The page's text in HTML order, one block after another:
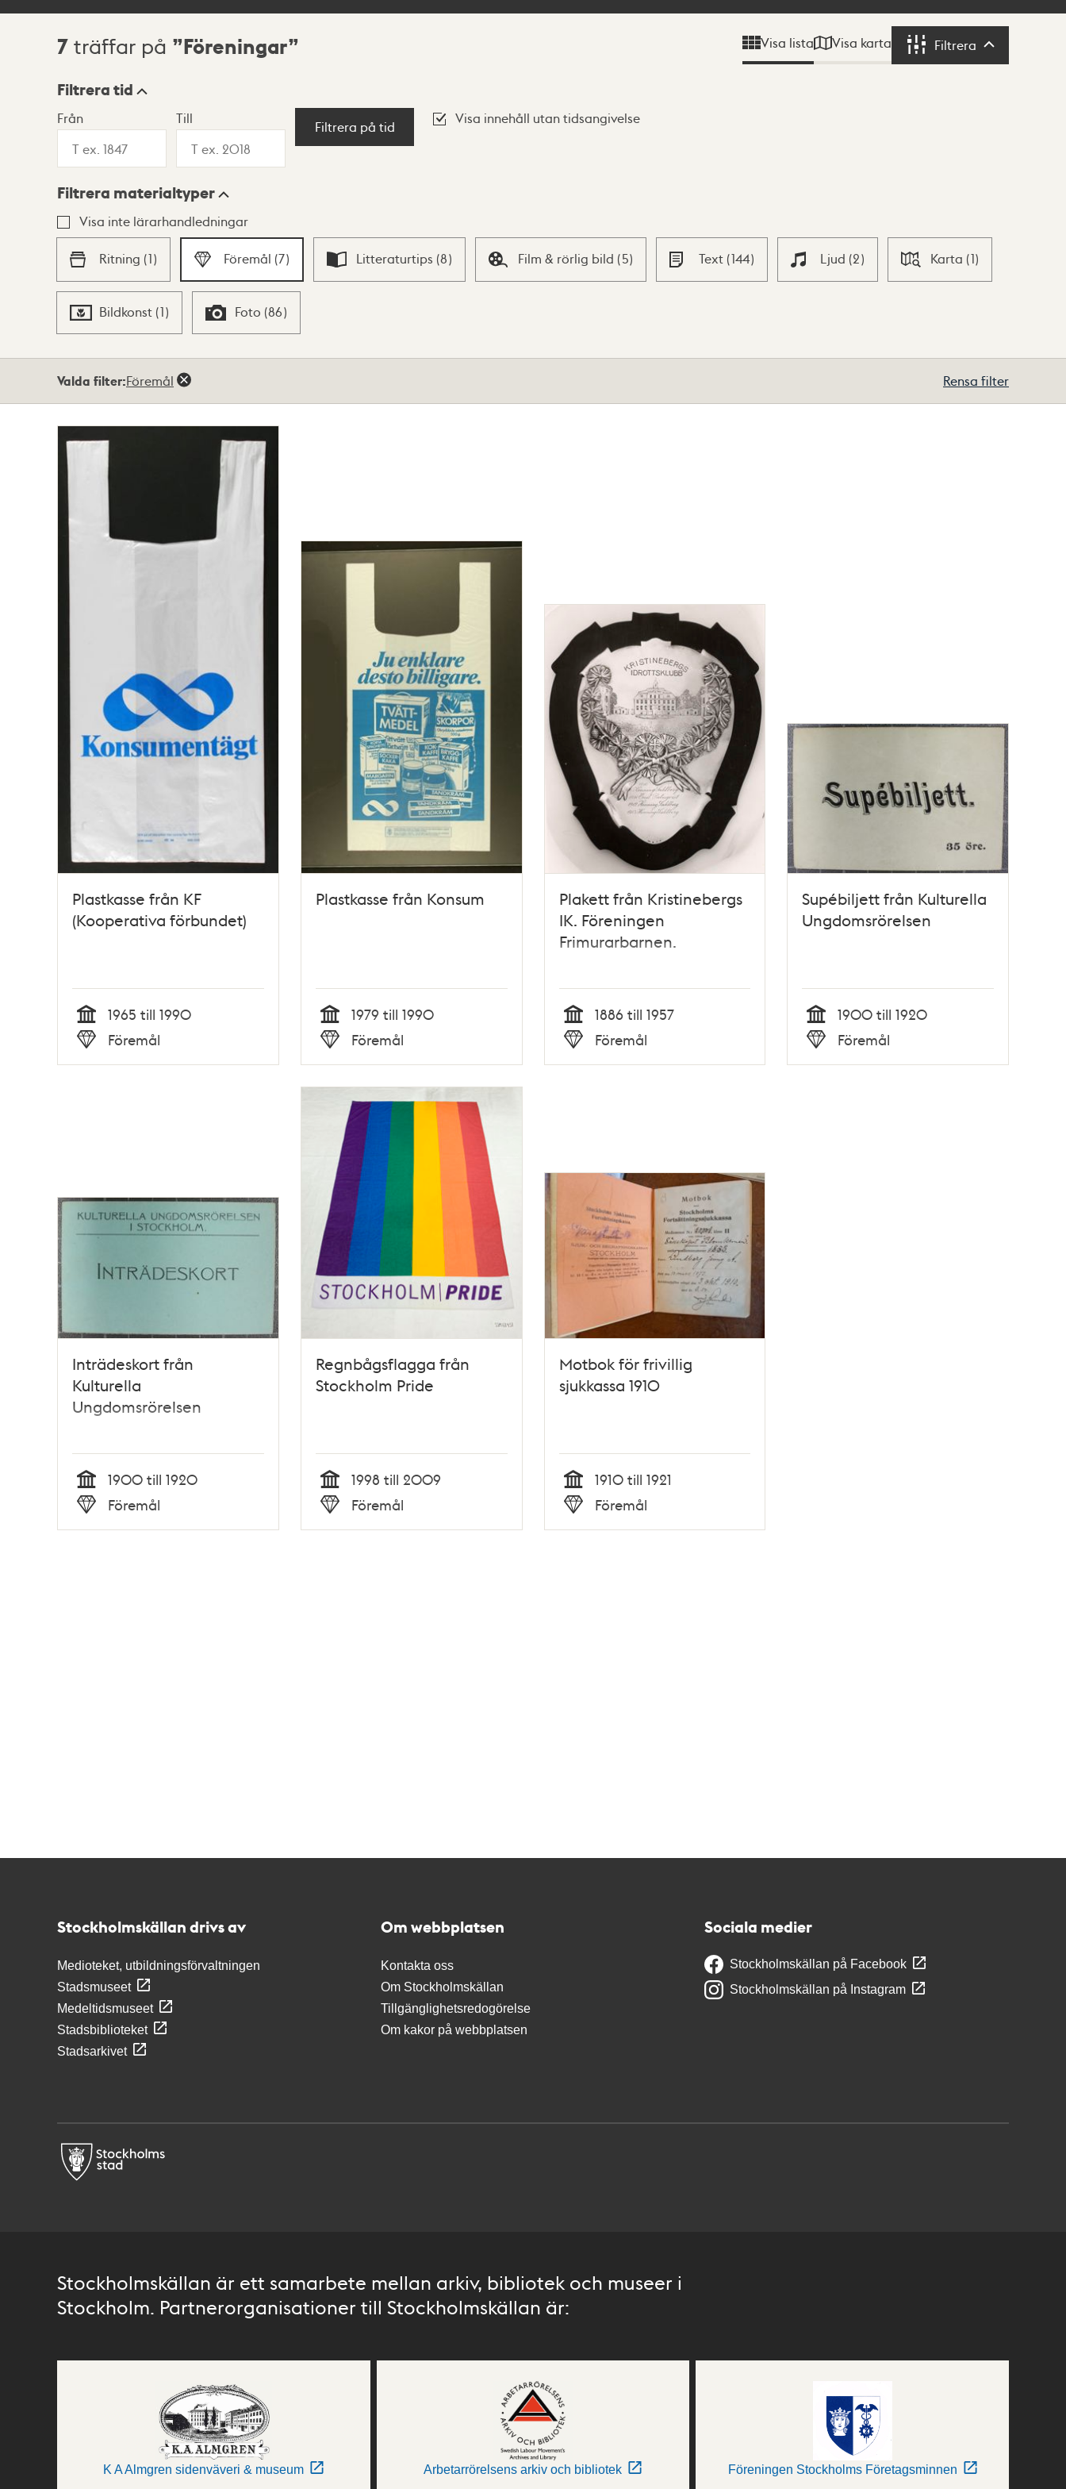
Sökresultat
7 träffar på Föreningar Visa lista Visa karta Filtrera Filtrera
Visningsläge
Lista Karta
Filtrera tid
Från Till
Filtrera på tid
Visa innehåll utan tidsangivelse
Filtrera materialtyper
Visa inte lärarhandledningar
Ritning (1) Föremål (7) Litteraturtips (8) Film & rörlig bild (5) Text (144) Ljud (2) Karta (1)
Bildkonst (1) Foto (86)
Valda filter:Föremål Rensa filter
Plastkasse från KF
(Kooperativa förbundet)
Tid
1965 till 1990
Typ
Föremål
Plastkasse från Konsum
Tid
1979 till 1990
Typ
Föremål
Plakett från Kristinebergs
IK. Föreningen
Frimurarbarnen.
Tid
1886 till 1957
Typ
Föremål
Supébiljett från Kulturella
Ungdomsrörelsen
Tid
1900 till 1920
Typ
Föremål
Inträdeskort från
Kulturella
Ungdomsrörelsen
Tid
1900 till 1920
Typ
Föremål
Regnbågsflagga från
Stockholm Pride
Tid
1998 till 2009
Typ
Föremål
Motbok för frivillig
sjukkassa 1910
Tid
1910 till 1921
Typ
Föremål
Stockholmskällan drivs av
Medioteket, utbildningsförvaltningen
Stadsmuseet
Medeltidsmuseet
Stadsbiblioteket
Stadsarkivet
Om webbplatsen
Kontakta oss
Om Stockholmskällan
Tillgänglighetsredogörelse
Om kakor på webbplatsen
Sociala medier
Stockholmskällan på Facebook
Stockholmskällan på Instagram
Stockholmskällan är ett samarbete mellan arkiv, bibliotek och museer i
Stockholm. Partnerorganisationer till Stockholmskällan är:
K A Almgren sidenväveri & museum Arbetarrörelsens arkiv och bibliotek Föreningen Stockholms Företagsminnen